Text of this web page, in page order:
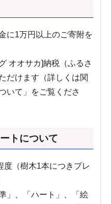
に1万円以上のご寄附を
オオサカ]納税（ふるさ
だけます（詳しくは関
いて」をご覧くださ
トについて
度（樹木1本につきプレ
」、「ハート」、「絵